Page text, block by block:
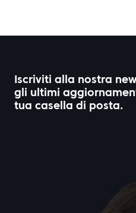
Iscriviti alla nostra
gli ultimi
tua casella di posta.